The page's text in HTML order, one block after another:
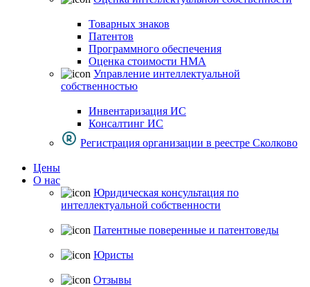
Товарных знаков
Патентов
Программного обеспечения
Оценка стоимости НМА
Управление интеллектуальной
собственностью
Инвентаризация ИС
Консалтинг ИС
Регистрация организации в реестре Сколково
Цены
О нас
Юридическая консультация по
интеллектуальной собственности
Патентные поверенные и патентоведы
Юристы
Отзывы